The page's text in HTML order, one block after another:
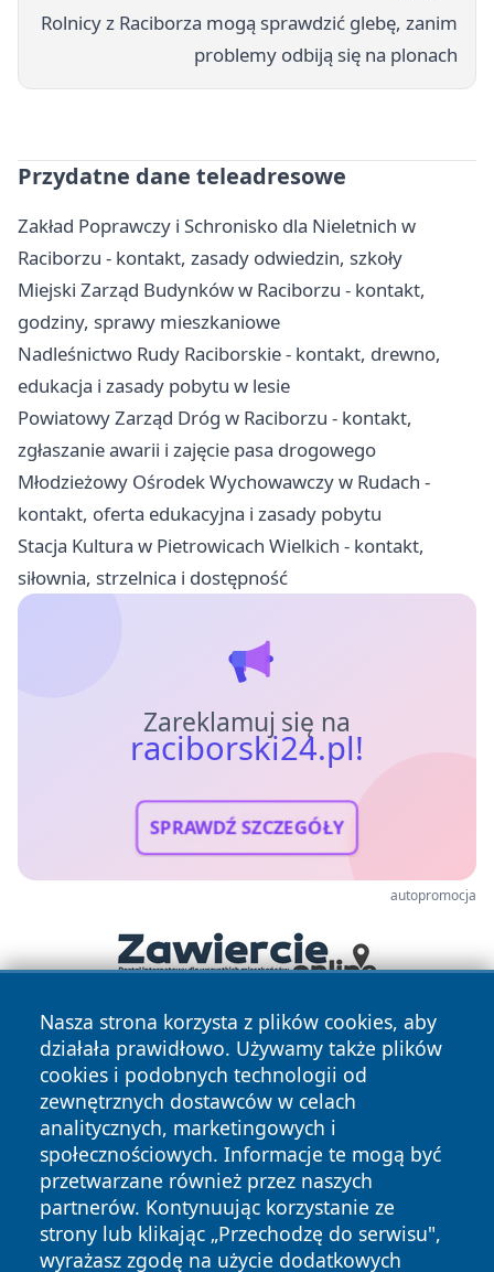
Rolnicy z Raciborza mogą sprawdzić glebę, zanim
problemy odbiją się na plonach
Przydatne dane teleadresowe
Zakład Poprawczy i Schronisko dla Nieletnich w
Raciborzu - kontakt, zasady odwiedzin, szkoły
Miejski Zarząd Budynków w Raciborzu - kontakt,
godziny, sprawy mieszkaniowe
Nadleśnictwo Rudy Raciborskie - kontakt, drewno,
edukacja i zasady pobytu w lesie
Powiatowy Zarząd Dróg w Raciborzu - kontakt,
zgłaszanie awarii i zajęcie pasa drogowego
Młodzieżowy Ośrodek Wychowawczy w Rudach -
kontakt, oferta edukacyjna i zasady pobytu
Stacja Kultura w Pietrowicach Wielkich - kontakt,
siłownia, strzelnica i dostępność
Zareklamuj się na
raciborski24.pl!
SPRAWDŹ SZCZEGÓŁY
autopromocja
Nasza strona korzysta z plików cookies, aby
działała prawidłowo. Używamy także plików
cookies i podobnych technologii od
zewnętrznych dostawców w celach
analitycznych, marketingowych i
społecznościowych. Informacje te mogą być
przetwarzane również przez naszych
partnerów. Kontynuując korzystanie ze
strony lub klikając „Przechodzę do serwisu",
wyrażasz zgodę na użycie dodatkowych
Copyright © 2026 raciborski24.pl Wszystkie prawa
zastrzeżone.
Polityka Polityka